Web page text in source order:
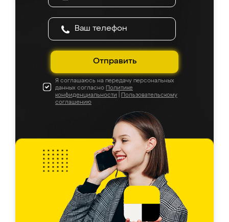
Отправить
Я соглашаюсь на передачу персональных
данных согласно Политике
конфиденциальности
Пользовательскому
соглашению